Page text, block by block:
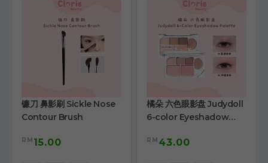
镰刀 鼻影刷 Sickle Nose
Contour Brush
RM 15.00
橘朵 六色眼影盘 Judydoll
6-color Eyeshadow
RM 43.00